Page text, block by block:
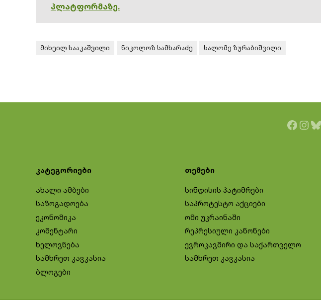
პლატფორმაზე.
მიხეილ სააკაშვილი ნიკოლოზ სამხარაძე სალომე ზურაბიშვილი
კატეგორიები
ახალი ამბები
საზოგადოება
ეკონომიკა
კომენტარი
ხელოვნება
სამხრეთ კავკასია
ბლოგები
თემები
სინდისის პატიმრები
საპროტესტო აქციები
ომი უკრაინაში
რეპრესიული კანონები
ევროკავშირი და საქართველო
სამხრეთ კავკასია